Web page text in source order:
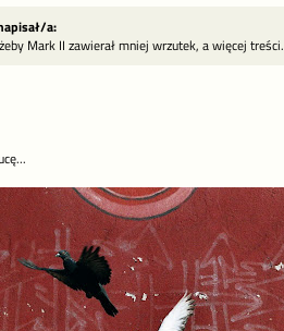
a:
Mark II zawierał mniej wrzutek, a więcej treści.